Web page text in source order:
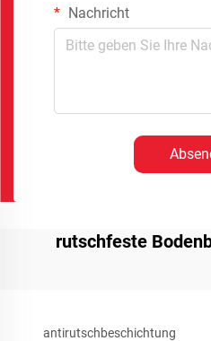
Nachricht
rutschfeste
antirutschbeschichtung